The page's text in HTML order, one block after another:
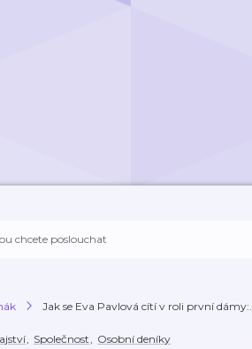
Jak se Eva Pavlová cítí v roli první dámy:...
, Společnost, Osobní deníky